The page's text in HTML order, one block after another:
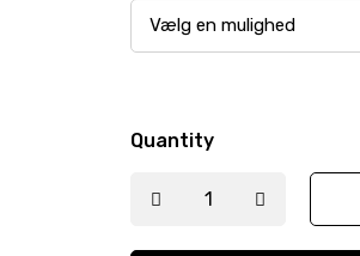
Quantity